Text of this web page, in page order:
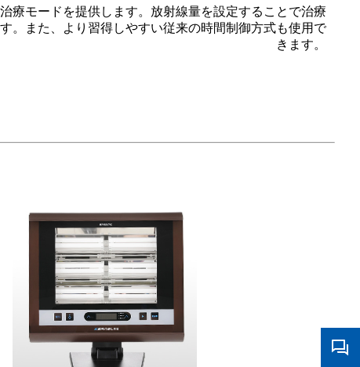
療モードを提供します。放射線量を設定することで治療
。また、より習得しやすい従来の時間制御方式も使用で
きます。